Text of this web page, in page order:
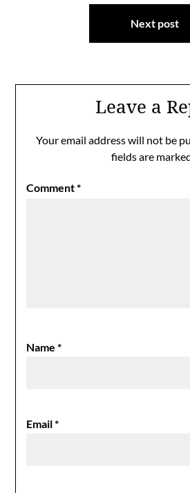
Next post
Leave a
Your email address will not be
fields are
Comment*
Name*
Email*